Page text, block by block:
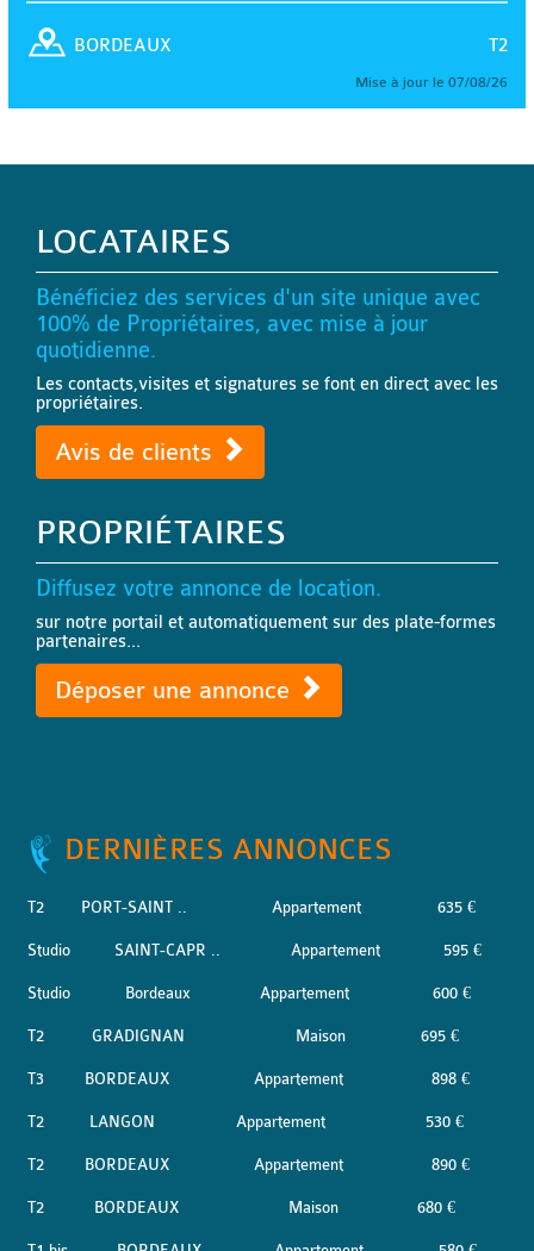
T2
BORDEAUX
Mise à jour le 07/08/26
LOCATAIRES
Bénéficiez des services d'un site unique avec
100% de Propriétaires, avec mise à jour
quotidienne.
Les contacts,visites et signatures se font en direct avec les
propriétaires.
Avis de clients
PROPRIÉTAIRES
Diffusez votre annonce de location.
sur notre portail et automatiquement sur des plate-formes
partenaires...
Déposer une annonce
DERNIÈRES ANNONCES
T2 PORT-SAINT .. Appartement 635 €
Studio SAINT-CAPR .. Appartement 595 €
Studio Bordeaux Appartement 600 €
T2 GRADIGNAN Maison 695 €
T3 BORDEAUX Appartement 898 €
T2 LANGON Appartement 530 €
T2 BORDEAUX Appartement 890 €
T2 BORDEAUX Maison 680 €